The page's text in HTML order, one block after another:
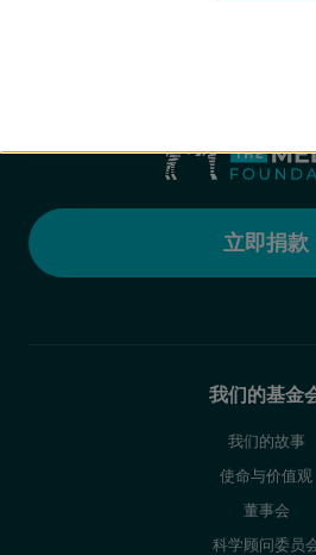
立即捐款
我们的基金
我们的故事
使命与价值观
董事会
科学顾问委员